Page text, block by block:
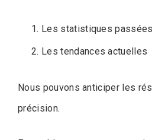
Les statistiques passées
Les tendances actuelles
Nous pouvons anticiper les
précision.